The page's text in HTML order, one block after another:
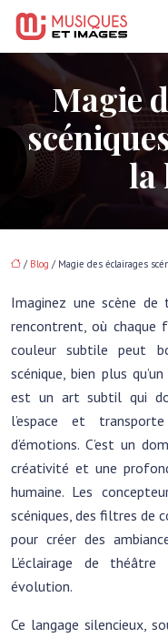
Magie
la
/ Blog / Magie des éclairages
Imaginez une scène
rencontrent, où chaque
couleur subtile peut
scénique, bien plus
est un art subtil qui
l’espace et
d’émotions. C’est un
créativité et une
humaine. Les
scéniques, des filtres de
pour créer des
L’éclairage de
évolution.
Ce langage silencieux,